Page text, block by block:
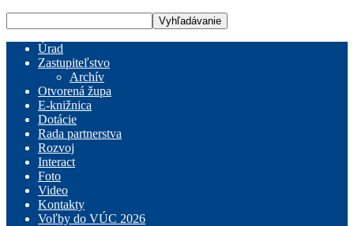
Úrad
Zastupiteľstvo
Archív
Otvorená župa
E-knižnica
Dotácie
Rada partnerstva
Rozvoj
Interact
Foto
Video
Kontakty
Voľby do VÚC 2026